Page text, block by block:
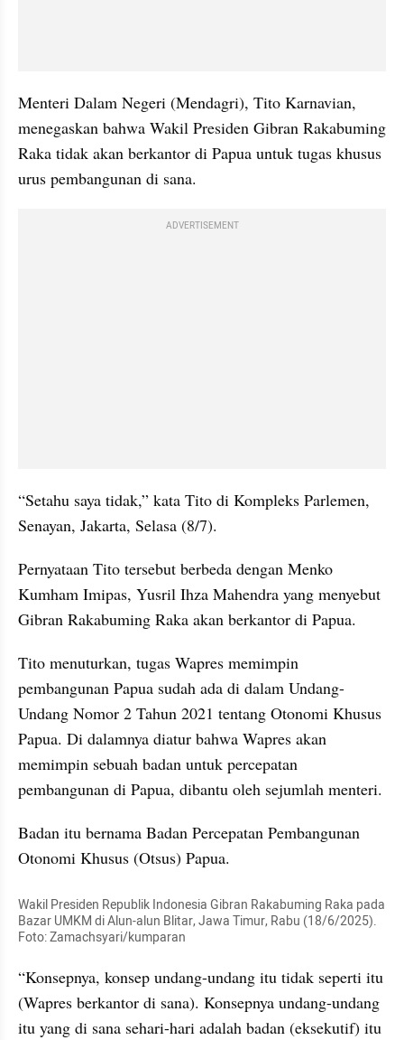
Menteri Dalam Negeri (Mendagri), Tito Karnavian,
menegaskan bahwa Wakil Presiden Gibran Rakabuming
Raka tidak akan berkantor di Papua untuk tugas khusus
urus pembangunan di sana.
ADVERTISEMENT
“Setahu saya tidak,” kata Tito di Kompleks Parlemen,
Senayan, Jakarta, Selasa (8/7).
Pernyataan Tito tersebut berbeda dengan Menko
Kumham Imipas, Yusril Ihza Mahendra yang menyebut
Gibran Rakabuming Raka akan berkantor di Papua.
Tito menuturkan, tugas Wapres memimpin
pembangunan Papua sudah ada di dalam Undang-
Undang Nomor 2 Tahun 2021 tentang Otonomi Khusus
Papua. Di dalamnya diatur bahwa Wapres akan
memimpin sebuah badan untuk percepatan
pembangunan di Papua, dibantu oleh sejumlah menteri.
Badan itu bernama Badan Percepatan Pembangunan
Otonomi Khusus (Otsus) Papua.
Wakil Presiden Republik Indonesia Gibran Rakabuming Raka pada
Bazar UMKM di Alun-alun Blitar, Jawa Timur, Rabu (18/6/2025).
Foto: Zamachsyari/kumparan
“Konsepnya, konsep undang-undang itu tidak seperti itu
(Wapres berkantor di sana). Konsepnya undang-undang
itu yang di sana sehari-hari adalah badan (eksekutif) itu